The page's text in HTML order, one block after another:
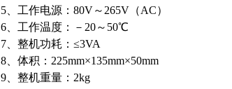
5、工作电源：80V～265V（AC）
6、工作温度：－20～50℃
7、整机功耗：≤3VA
8、体积：225mm×135mm×50mm
9、整机重量：2kg